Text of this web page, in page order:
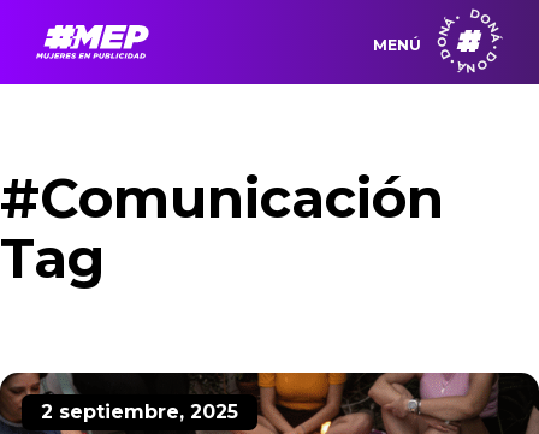
MENÚ DONÁ • DONÁ • DONÁ •
#Comunicación
Tag
2 septiembre, 2025